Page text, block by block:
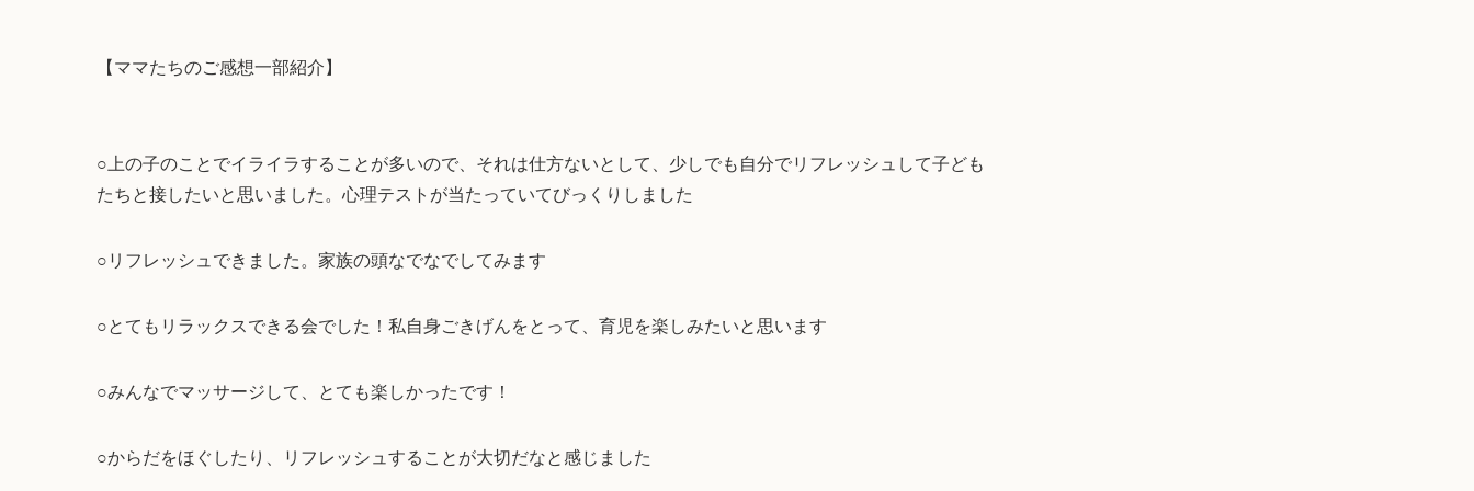
【ママたちのご感想一部紹介】
○上の子のことでイライラすることが多いので、それは仕方ないとして、少しでも自分でリフレッシュして子ども
たちと接したいと思いました。心理テストが当たっていてびっくりしました
○リフレッシュできました。家族の頭なでなでしてみます
○とてもリラックスできる会でした！私自身ごきげんをとって、育児を楽しみたいと思います
○みんなでマッサージして、とても楽しかったです！
○からだをほぐしたり、リフレッシュすることが大切だなと感じました